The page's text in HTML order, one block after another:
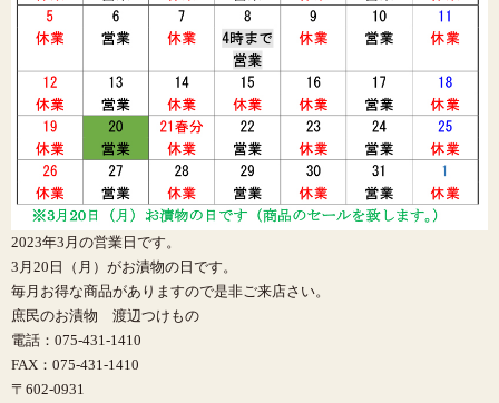
2023年3月の営業日です。
3月20日（月）がお漬物の日です。
毎月お得な商品がありますので是非ご来店さい。
庶民のお漬物 渡辺つけもの
電話：075-431-1410
FAX：075-431-1410
〒602-0931